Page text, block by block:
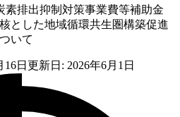
素排出抑制対策事業費等補助金
とした地域循環共生圏構築促進
いて
16日 更新日: 2026年6月1日